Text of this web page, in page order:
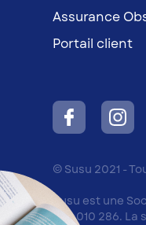
Assurance
Portail client
© Susu 2021 -
Susu est une
848 010 286. La